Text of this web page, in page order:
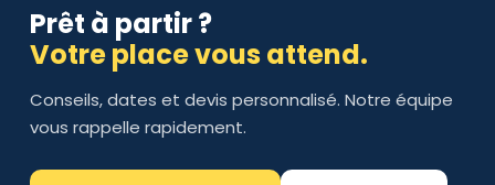
Prêt à partir ?
Votre place vous attend.
Conseils, dates et devis personnalisé. Notre équipe
vous rappelle rapidement.